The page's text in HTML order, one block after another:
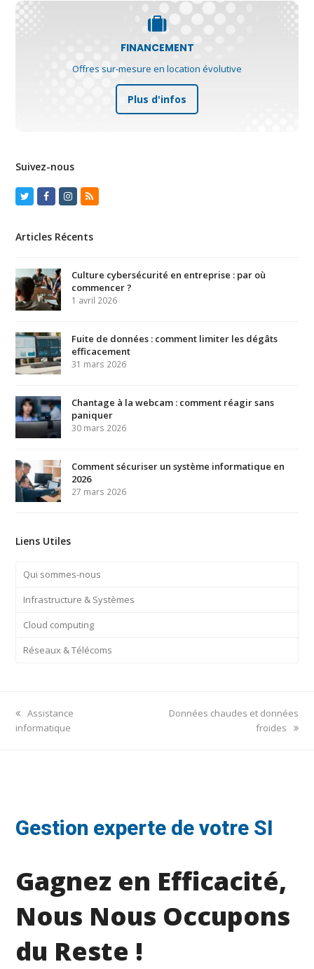
FINANCEMENT
Offres sur-mesure en location évolutive
Plus d'infos
Suivez-nous
TwitterFacebook
Instagram
RSS
Articles Récents
Culture cybersécurité en entreprise : par où
commencer ?
1 avril 2026
Fuite de données : comment limiter les dégâts
efficacement
31 mars 2026
Chantage à la webcam : comment réagir sans
paniquer
30 mars 2026
Comment sécuriser un système informatique en
2026
27 mars 2026
Liens Utiles
Qui sommes-nous
Infrastructure & Systèmes
Cloud computing
Réseaux & Télécoms
previous
post:
Assistance
informatique
next
Données chaudes et données
froides
Gestion experte de votre SI
Gagnez en Efficacité,
Nous Nous Occupons
du Reste !